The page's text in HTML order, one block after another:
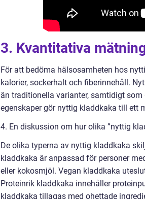
3. Kvantitativa
För att bedöma hälsosamheten hos
kalorier, sockerhalt och fiberinnehåll.
än traditionella varianter, samtidigt
egenskaper gör nyttig kladdkaka till ett
4. En diskussion om hur olika ”nyttig
De olika typerna av nyttig kladdkaka
kladdkaka är anpassad för personer
eller kokosmjöl. Vegan kladdkaka
Proteinrik kladdkaka innehåller
kladdkaka tillagas med ohettade